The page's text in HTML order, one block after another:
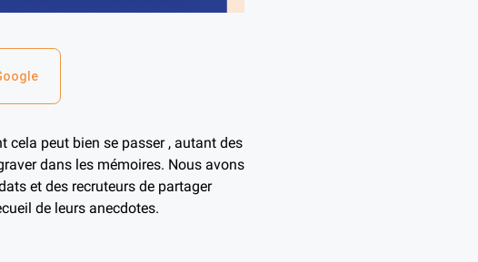
cela peut bien se passer , autant des
dans les mémoires. Nous avons
et des recruteurs de partager
de leurs anecdotes.